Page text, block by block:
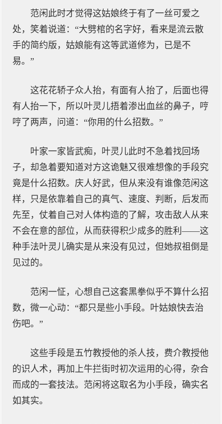
范闲此时才觉得这姑娘终于有了一丝可爱之
处，笑着说道：“大劈棺的名字好，看来是流云散
手的简约版，姑娘能有这等武道修为，已是不
易。”
这花花轿子众人抬，有面有人抬了，后面也得
有人抬一下，所以叶灵儿捂着渗出血丝的鼻子，哼
哼了两声，问道：“你用的什么招数。”
叶家一家皆武痴，叶灵儿此时不急着找回场
子，却急着要知道对方这诡魅又很难想像的手段究
竟是什么招数。庆人好武，但从来没有谁像范闲这
样，只是依靠着自己的真气、速度、判断，后发而
先至，仗着自己对人体构造的了解，攻击敌人从来
不会在意的部位，从而获得积少成多的胜利——这
种手法叶灵儿确实是从来没有见过，但她叔祖倒是
见过的。
范闲一怔，心想自己这套黑拳似乎不算什么招
数，微一心动：“都只是些小手段。叶姑娘快去治
伤吧。”
这些手段是五竹教授他的杀人技，费介教授他
的识人术，再加上牛拦街时初次运用的心得，杂合
而成的一套技法。范闲将这取名为小手段，确实名
如其实。